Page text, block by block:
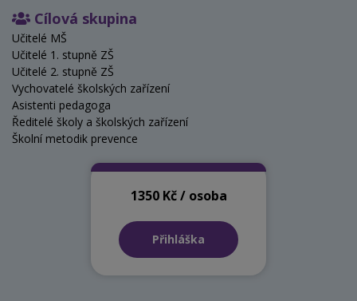
Cílová skupina
Učitelé MŠ
Učitelé 1. stupně ZŠ
Učitelé 2. stupně ZŠ
Vychovatelé školských zařízení
Asistenti pedagoga
Ředitelé školy a školských zařízení
Školní metodik prevence
1350 Kč / osoba
Přihláška